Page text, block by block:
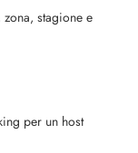
stagione e
per un host